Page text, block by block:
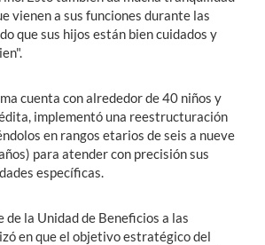
vienen a sus funciones durante las
que sus hijos están bien cuidados y
cuenta con alrededor de 40 niños y
implementó una reestructuración
en rangos etarios de seis a nueve
para atender con precisión sus
específicas.
de la Unidad de Beneficios a las
en que el objetivo estratégico del